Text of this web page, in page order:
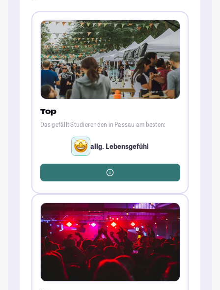
Top
Das gefällt Studierenden in Passau am besten:
allg. Lebensgefühl